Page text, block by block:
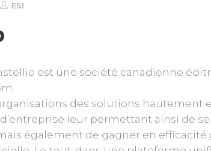
ESI
est une société canadienne
des solutions hautement
leur permettant ainsi de
également de gagner en efficacité